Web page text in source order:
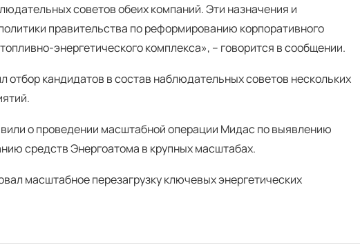
советов обеих компаний. Эти назначения и
правительства по реформированию корпоративного
энергетического комплекса», – говорится в сообщении.
отбор кандидатов в состав наблюдательных советов нескольких
о проведении масштабной операции Мидас по выявлению
средств Энергоатома в крупных масштабах.
масштабное перезагрузку ключевых энергетических